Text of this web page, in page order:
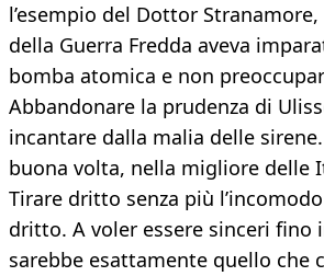
l’esempio del Dottor
della Guerra Fredda aveva
bomba atomica e non
Abbandonare la prudenza di
incantare dalla malia delle
buona volta, nella migliore delle
Tirare dritto senza più
dritto. A voler essere sinceri fino
sarebbe esattamente quello che